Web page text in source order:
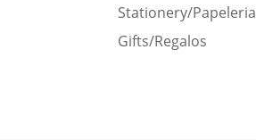
Stationery/Papeleria
Gifts/Regalos